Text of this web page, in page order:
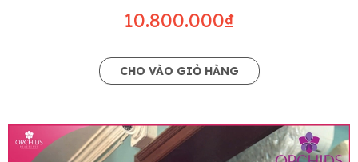
10.800.000₫
CHO VÀO GIỎ HÀNG